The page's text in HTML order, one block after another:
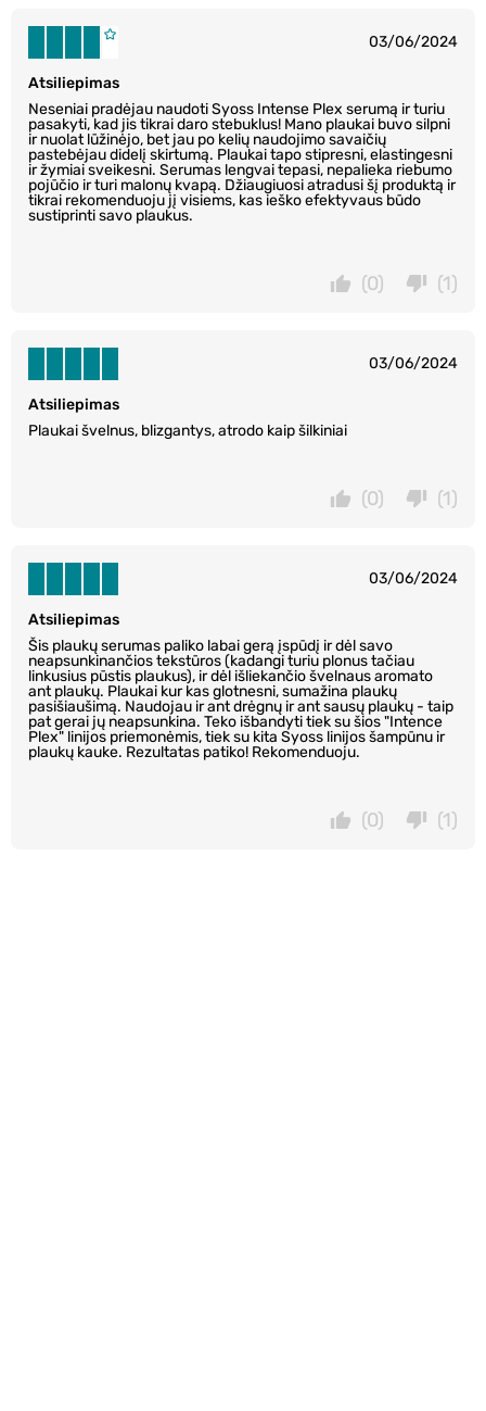
03/06/2024
Atsiliepimas
Neseniai pradėjau naudoti Syoss Intense Plex serumą ir turiu
pasakyti, kad jis tikrai daro stebuklus! Mano plaukai buvo silpni
ir nuolat lūžinėjo, bet jau po kelių naudojimo savaičių
pastebėjau didelį skirtumą. Plaukai tapo stipresni, elastingesni
ir žymiai sveikesni. Serumas lengvai tepasi, nepalieka riebumo
pojūčio ir turi malonų kvapą. Džiaugiuosi atradusi šį produktą ir
tikrai rekomenduoju jį visiems, kas ieško efektyvaus būdo
sustiprinti savo plaukus.
(1)
(0)
03/06/2024
Atsiliepimas
Plaukai švelnus, blizgantys, atrodo kaip šilkiniai
(1)
(0)
03/06/2024
Atsiliepimas
Šis plaukų serumas paliko labai gerą įspūdį ir dėl savo
neapsunkinančios tekstūros (kadangi turiu plonus tačiau
linkusius pūstis plaukus), ir dėl išliekančio švelnaus aromato
ant plaukų. Plaukai kur kas glotnesni, sumažina plaukų
pasišiaušimą. Naudojau ir ant drėgnų ir ant sausų plaukų - taip
pat gerai jų neapsunkina. Teko išbandyti tiek su šios "Intence
Plex" linijos priemonėmis, tiek su kita Syoss linijos šampūnu ir
plaukų kauke. Rezultatas patiko! Rekomenduoju.
(1)
(0)